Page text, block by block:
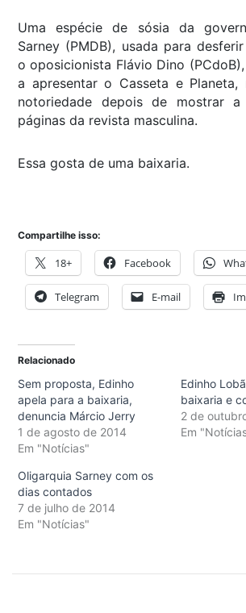
Uma espécie de sósia da
Sarney (PMDB), usada para
o oposicionista Flávio Dino
a apresentar o Casseta e Planeta,
notoriedade depois de mostrar a
páginas da revista masculina.
Essa gosta de uma baixaria.
Compartilhe isso:
18+ Facebook
Telegram E-mail
Relacionado
Sem proposta, Edinho
apela para a baixaria,
denuncia Márcio Jerry
1 de agosto de 2014
Em "Notícias"
Edinho
baixaria e
2 de
Em
Oligarquia Sarney com os
dias contados
7 de julho de 2014
Em "Notícias"